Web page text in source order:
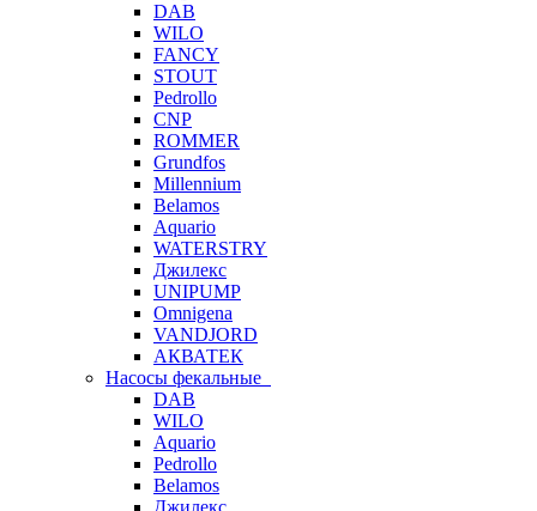
DAB
WILO
FANCY
STOUT
Pedrollo
CNP
ROMMER
Grundfos
Millennium
Belamos
Aquario
WATERSTRY
Джилекс
UNIPUMP
Omnigena
VANDJORD
АКВАТЕК
Насосы фекальные
DAB
WILO
Aquario
Pedrollo
Belamos
Джилекс